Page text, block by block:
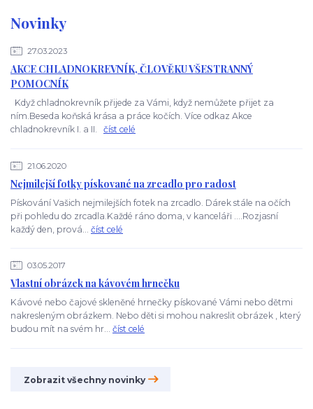
Novinky
27.03.2023
AKCE CHLADNOKREVNÍK, ČLOVĚKU VŠESTRANNÝ
POMOCNÍK
Když chladnokrevník přijede za Vámi, když nemůžete přijet za
ním.Beseda koňská krása a práce kočích. Více odkaz Akce
chladnokrevník I. a II. číst celé
21.06.2020
Nejmilejší fotky pískované na zrcadlo pro radost
Pískování Vašich nejmilejších fotek na zrcadlo. Dárek stále na očích
při pohledu do zrcadla.Každé ráno doma, v kanceláři ....Rozjasní
každý den, prová... číst celé
03.05.2017
Vlastní obrázek na kávovém hrnečku
Kávové nebo čajové skleněné hrnečky pískované Vámi nebo dětmi
nakresleným obrázkem. Nebo děti si mohou nakreslit obrázek , který
budou mít na svém hr... číst celé
Zobrazit všechny novinky